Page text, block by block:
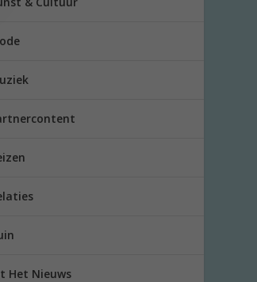
Het Nieuws